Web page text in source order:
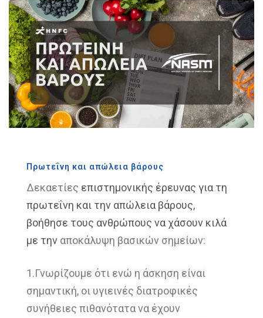
Πρωτεΐνη και απώλεια βάρους
Δεκαετίες επιστημονικής έρευνας για τη
πρωτεΐνη και την απώλεια βάρους,
βοήθησε τους ανθρώπους να χάσουν κιλά
με την αποκάλυψη βασικών σημείων:
1.Γνωρίζουμε ότι ενώ η άσκηση είναι
σημαντική, οι υγιεινές διατροφικές
συνήθειες πιθανότατα να έχουν